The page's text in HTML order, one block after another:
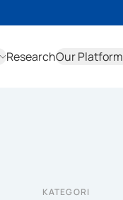
ResearchOur Platform
KATEGORI